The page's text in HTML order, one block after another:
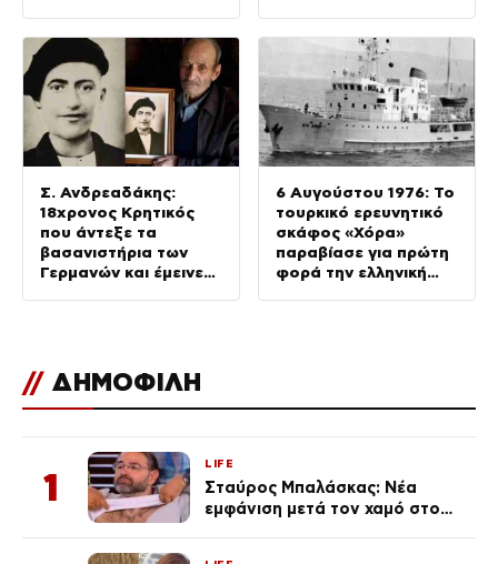
Σ. Ανδρεαδάκης:
18χρονος Κρητικός
που άντεξε τα
βασανιστήρια των
Γερμανών και έμεινε
6 Αυγούστου 1976: Το
τουρκικό ερευνητικό
σκάφος «Χόρα»
παραβίασε για πρώτη
φορά την ελληνική
// ΔΗΜΟΦΙΛΗ
1
LIFE
Σταύρος Μπαλάσκας: Νέα
εμφάνιση μετά τον χαμό στο